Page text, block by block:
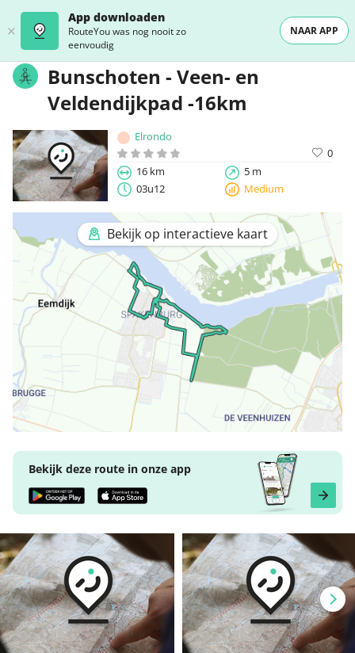
App downloaden
RouteYou was nog nooit zo
eenvoudig
NAAR APP
Bunschoten - Veen- en
Veldendijkpad -16km
Elrondo
0
16 km
5 m
03u12
Medium
Bekijk op interactieve kaart
Bekijk deze route in onze app